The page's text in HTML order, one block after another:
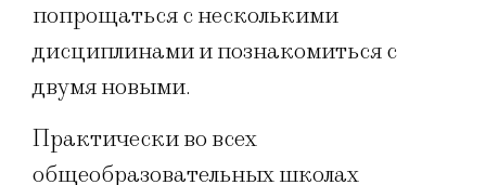
попрощаться с несколькими
дисциплинами и познакомиться с
двумя новыми.
Практически во всех
общеобразовательных школах